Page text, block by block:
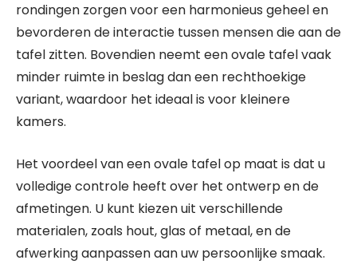
rondingen zorgen voor een harmonieus geheel en
bevorderen de interactie tussen mensen die aan de
tafel zitten. Bovendien neemt een ovale tafel vaak
minder ruimte in beslag dan een rechthoekige
variant, waardoor het ideaal is voor kleinere
kamers.
Het voordeel van een ovale tafel op maat is dat u
volledige controle heeft over het ontwerp en de
afmetingen. U kunt kiezen uit verschillende
materialen, zoals hout, glas of metaal, en de
afwerking aanpassen aan uw persoonlijke smaak.